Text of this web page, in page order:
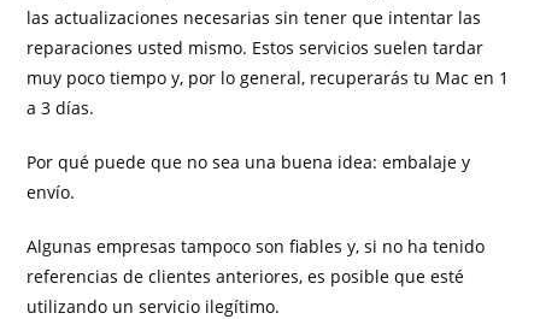
las actualizaciones necesarias sin tener que intentar las
reparaciones usted mismo. Estos servicios suelen tardar
muy poco tiempo y, por lo general, recuperarás tu Mac en 1
a 3 días.
Por qué puede que no sea una buena idea: embalaje y
envío.
Algunas empresas tampoco son fiables y, si no ha tenido
referencias de clientes anteriores, es posible que esté
utilizando un servicio ilegítimo.